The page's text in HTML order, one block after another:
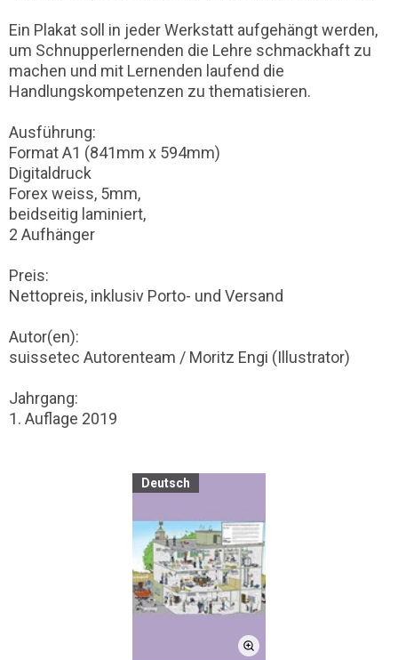
Ein Plakat soll in jeder Werkstatt aufgehängt werden,
um Schnupperlernenden die Lehre schmackhaft zu
machen und mit Lernenden laufend die
Handlungskompetenzen zu thematisieren.
Ausführung:
Format A1 (841mm x 594mm)
Digitaldruck
Forex weiss, 5mm,
beidseitig laminiert,
2 Aufhänger
Preis:
Nettopreis, inklusiv Porto- und Versand
Autor(en):
suissetec Autorenteam / Moritz Engi (Illustrator)
Jahrgang:
1. Auflage 2019
Deutsch